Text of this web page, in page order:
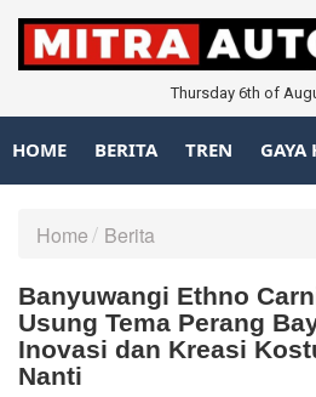
Thursday 6th of
HOME BERITA TREN GAYA
Home Berita
Banyuwangi Ethno
Usung Tema Perang
Inovasi dan Kreasi
Nanti